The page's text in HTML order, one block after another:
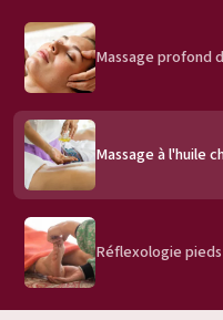
Massage profond
Massage à l'huile
Réflexologie